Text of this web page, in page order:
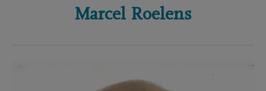
Marcel Roelens